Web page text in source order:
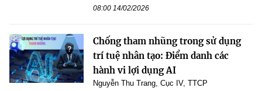
08:00 14/02/2026
Chống tham nhũng trong sử dụng
trí tuệ nhân tạo: Điểm danh các
hành vi lợi dụng AI
Nguyễn Thu Trang, Cục IV, TTCP